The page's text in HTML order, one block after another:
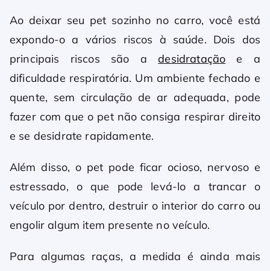
Ao deixar seu pet sozinho no carro, você está
expondo-o a vários riscos à saúde. Dois dos
principais riscos são adesidratação e a
dificuldade respiratória. Um ambiente fechado e
quente, sem circulação de ar adequada, pode
fazer com que o pet não consiga respirar direito
e se desidrate rapidamente.
Além disso, o pet pode ficar ocioso, nervoso e
estressado, o que pode levá-lo a trancar o
veículo por dentro, destruir o interior do carro ou
engolir algum item presente no veículo.
Para algumas raças, a medida é ainda mais